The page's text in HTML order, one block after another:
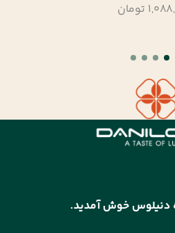
تومان
دنیلوس خوش آمدید.